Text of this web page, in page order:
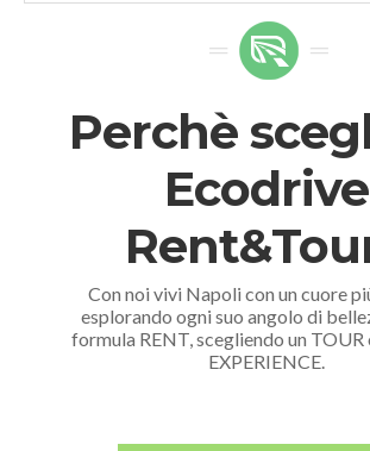
Perchè
Ecodrive
Con noi vivi Napoli con un cuore
esplorando ogni suo angolo di
formula RENT, scegliendo un TOUR
EXPERIENCE.